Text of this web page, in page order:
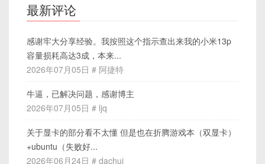
最新评论
感谢牢大分享经验。我按照这个指示查出来我的小米13p
容量损耗高达3成，本来...
2026年07月05日 # 阿捷特
牛逼，已解决问题，感谢博主
2026年07月05日 # ljq
关于显卡的部分看不太懂 但是也在折腾游戏本（双显卡）
+ubuntu（失败好...
2026年06月24日 # dachui